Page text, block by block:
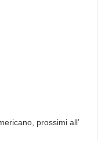
prossimi all’